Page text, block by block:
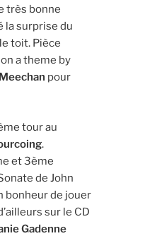
très bonne
la surprise du
toit. Pièce
a theme by
pour
tour au
.
et 3ème
de John
bonheur de jouer
sur le CD
Gadenne